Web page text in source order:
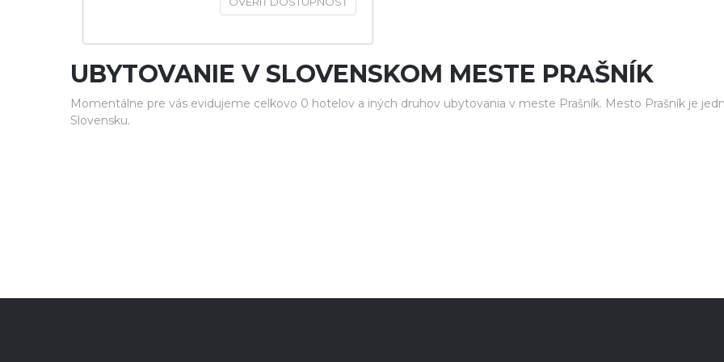
UBYTOVANIE V SLOVENSKOM MESTE PRAŠNÍK
Momentálne pre vás evidujeme celkovo 0 hotelov a iných druhov ubytovania v meste Prašník. Mesto Prašník je
Slovensku.